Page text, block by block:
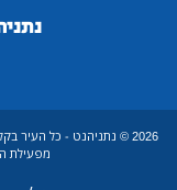
2026 © נתניהנט - כל
מפעילת